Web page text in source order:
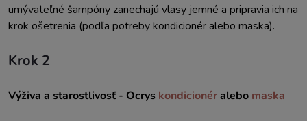
umývateľné šampóny zanechajú vlasy jemné a pripravia ich na
krok ošetrenia (podľa potreby kondicionér alebo maska).
Krok 2
Výživa a starostlivosť - Ocrys kondicionéralebo maska